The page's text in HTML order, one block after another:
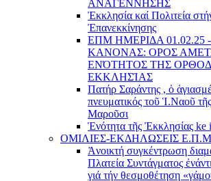
ΑΝΑΓΕΝΝΗΣΗΣ
Ἐκκλησία καί Πολιτεία
Ἐπανεκκίνησης
ΕΠΜ ΗΜΕΡΙΔΑ
ΚΑΝΟΝΑΣ: ΟΡΟΣ
ΕΝΌΤΗΤΟΣ ΤΗΣ
ΕΚΚΛΗΣΊΑΣ
Πατήρ Σαράντης , ὁ
πνευματικός τοῦ Ἱ.Ναοῦ
Μαροῦσι
Ἑνότητα τῆς Ἐκκλησίας
ΟΜΙΛΙΕΣ-ΕΚΔΗΛΩΣΕΙΣ
Ἀνοικτή συγκέντρωση
Πλατεία Συντάγματος
γιά τήν θεσμοθέτηση